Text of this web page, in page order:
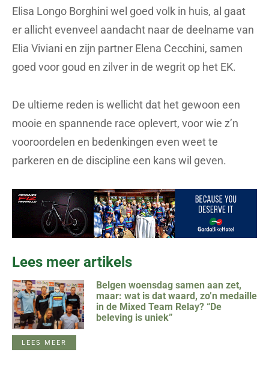
Elisa Longo Borghini wel goed volk in huis, al gaat
er allicht evenveel aandacht naar de deelname van
Elia Viviani en zijn partner Elena Cecchini, samen
goed voor goud en zilver in de wegrit op het EK.
De ultieme reden is wellicht dat het gewoon een
mooie en spannende race oplevert, voor wie z’n
vooroordelen en bedenkingen even weet te
parkeren en de discipline een kans wil geven.
Lees meer artikels
Belgen woensdag samen aan zet,
maar: wat is dat waard, zo’n medaille
in de Mixed Team Relay? “De
beleving is uniek”
LEES MEER